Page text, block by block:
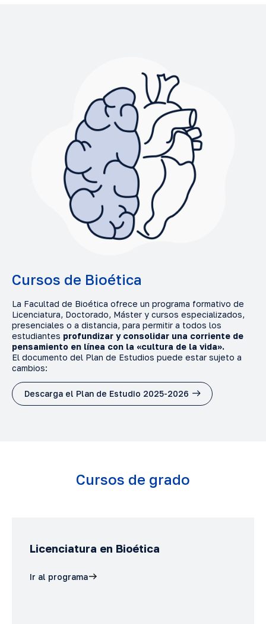
Cursos de Bioética
La Facultad de Bioética ofrece un programa formativo de
Licenciatura, Doctorado, Máster y cursos especializados,
presenciales o a distancia, para permitir a todos los
estudiantes profundizar y consolidar una corriente de
pensamiento en línea con la «cultura de la vida».
El documento del Plan de Estudios puede estar sujeto a
cambios:
Descarga el Plan de Estudio 2025-2026
Cursos de grado
Licenciatura en Bioética
Ir al programa